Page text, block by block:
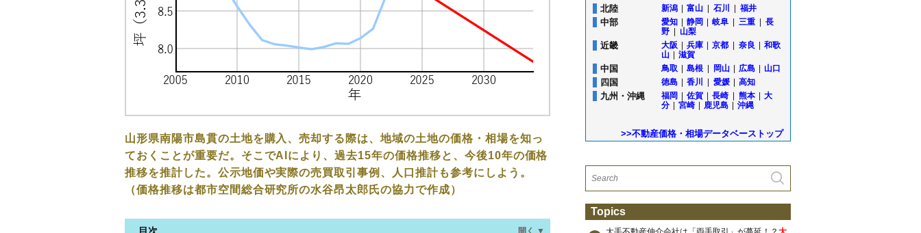
山形県南陽市島貫の土地を購入、売却する際は、地域の土地の価格・相場を知っ
ておくことが重要だ。そこでAIにより、過去15年の価格推移と、今後10年の価格
推移を推計した。公示地価や実際の売買取引事例、人口推計も参考にしよう。
（価格推移は都市空間総合研究所の水谷昂太郎氏の協力で作成）
開く ▼
北陸 新潟 富山 石川 福井
中部 愛知 静岡 岐阜 三重
長
野
山梨
近畿 大阪 兵庫 京都 奈良
和歌
山
滋賀
中国 鳥取 島根 岡山 広島 山口
四国 徳島 香川 愛媛 高知
九州・沖縄 福岡 佐賀 長崎 熊本
大
分
宮崎 鹿児島 沖縄
>>不動産価格・相場データベーストップ
Topics